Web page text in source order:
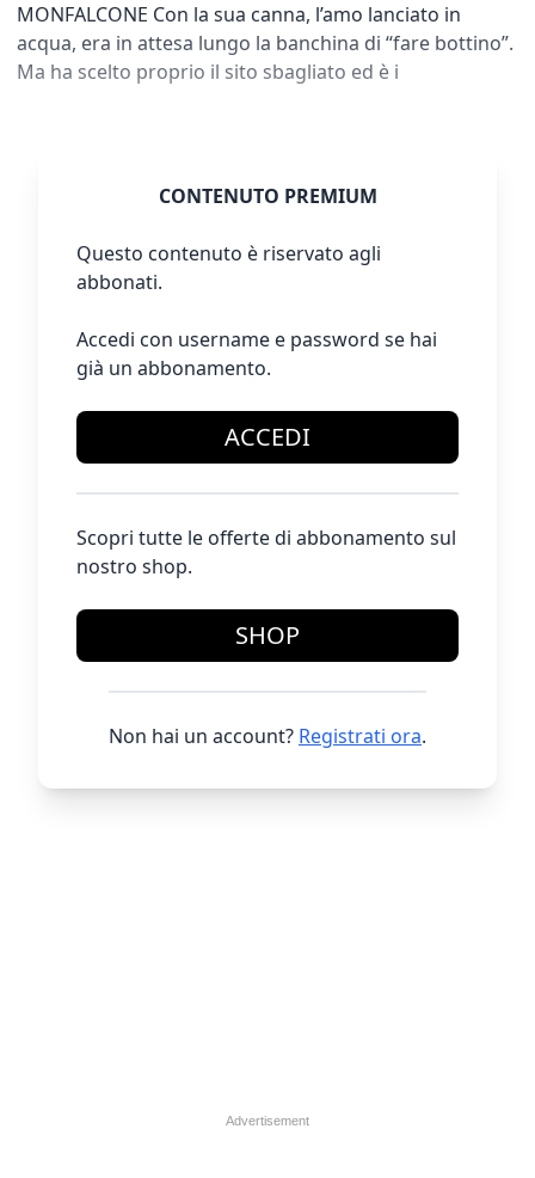
MONFALCONE Con la sua canna, l’amo lanciato in
acqua, era in attesa lungo la banchina di “fare bottino”.
Ma ha scelto proprio il sito sbagliato ed è i
CONTENUTO PREMIUM
Questo contenuto è riservato agli
abbonati.
Accedi con username e password se hai
già un abbonamento.
ACCEDI
Scopri tutte le offerte di abbonamento sul
nostro shop.
SHOP
Non hai un account? Registrati ora.